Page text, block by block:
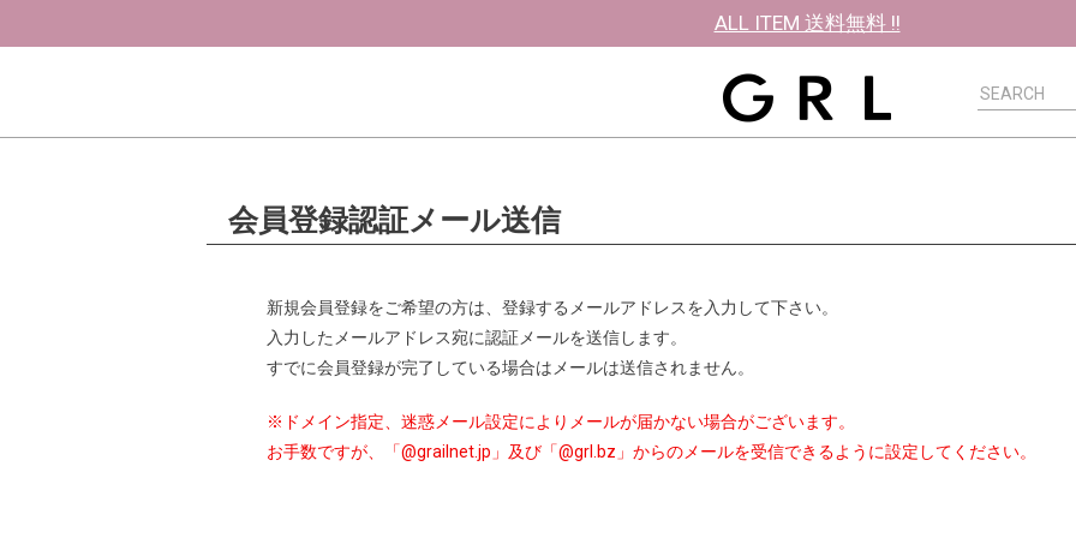
ALL ITEM 送料無料 !!
会員登録認証メール送信
新規会員登録をご希望の方は、登録するメールアドレスを入力して下さい。
入力したメールアドレス宛に認証メールを送信します。
すでに会員登録が完了している場合はメールは送信されません。
※ドメイン指定、迷惑メール設定によりメールが届かない場合がございます。
お手数ですが、「@grailnet.jp」及び「@grl.bz」からのメールを受信できるように設定してください。